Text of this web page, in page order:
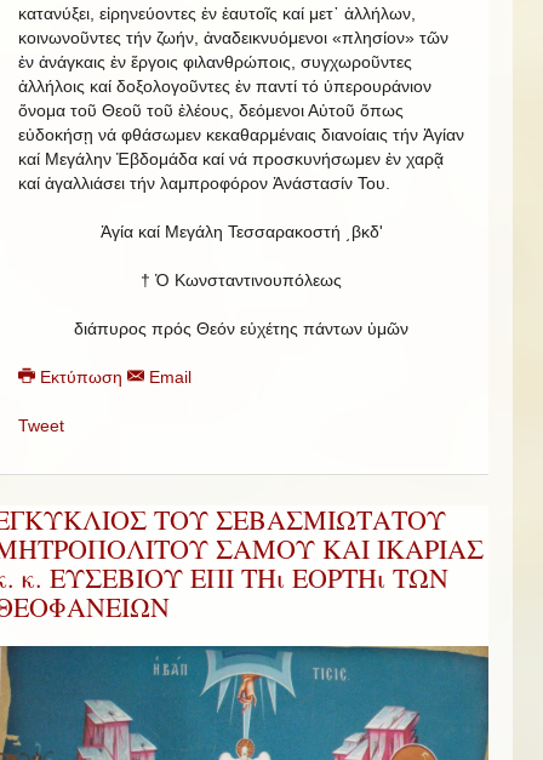
κατανύξει, εἰρηνεύοντες ἐν ἑαυτοῖς καί μετ᾿ ἀλλήλων,
κοινωνοῦντες τήν ζωήν, ἀναδεικνυόμενοι «πλησίον» τῶν
ἐν ἀνάγκαις ἐν ἔργοις φιλανθρώποις, συγχωροῦντες
ἀλλήλοις καί δοξολογοῦντες ἐν παντί τό ὑπερουράνιον
ὄνομα τοῦ Θεοῦ τοῦ ἐλέους, δεόμενοι Αὐτοῦ ὅπως
εὐδοκήσῃ νά φθάσωμεν κεκαθαρμέναις διανοίαις τήν Ἁγίαν
καί Μεγάλην Ἑβδομάδα καί νά προσκυνήσωμεν ἐν χαρᾷ
καί ἀγαλλιάσει τήν λαμπροφόρον Ἀνάστασίν Του.
Ἁγία καί Μεγάλη Τεσσαρακοστή ͵βκδʹ
† Ὁ Κωνσταντινουπόλεως
διάπυρος πρός Θεόν εὐχέτης πάντων ὑμῶν
Εκτύπωση Email
Tweet
ΤΟΥ ΣΕΒΑΣΜΙΩΤΑΤΟΥ
ΣΑΜΟΥ ΚΑΙ ΙΚΑΡΙΑΣ
κ. ΕΥΣΕΒΙΟΥ ΕΠΙ ΤΗι ΕΟΡΤΗι ΤΩΝ